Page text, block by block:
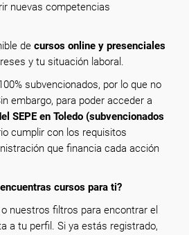
nuevas competencias
de cursos online y presenciales
y tu situación laboral.
subvencionados, por lo que no
embargo, para poder acceder a
SEPE en Toledo (subvencionados
cumplir con los requisitos
que financia cada acción
cursos para ti?
nuestros filtros para encontrar el
a tu perfil. Si ya estás registrado,